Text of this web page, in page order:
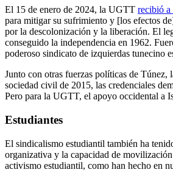
El 15 de enero de 2024, la UGTT recibió a
para mitigar su sufrimiento y [los efectos
por la descolonización y la liberación. El
conseguido la independencia en 1962.
poderoso sindicato de izquierdas tunecino
Junto con otras fuerzas políticas de Túnez,
sociedad civil de 2015, las credenciales
Pero para la UGTT, el apoyo occidental a
Estudiantes
El sindicalismo estudiantil también ha
organizativa y la capacidad de
activismo estudiantil, como han hecho en